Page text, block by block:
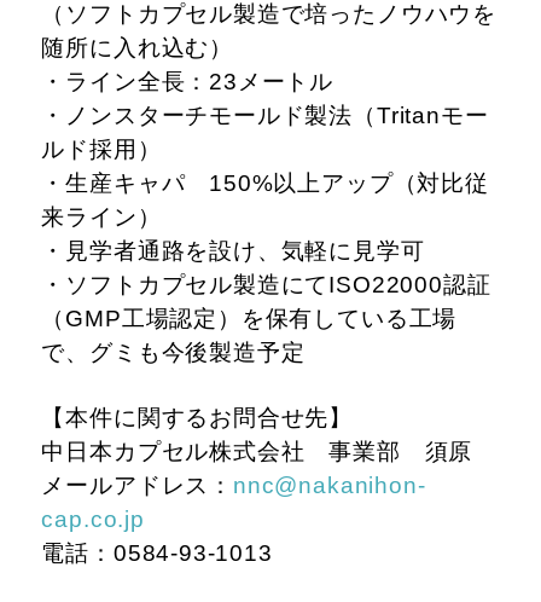
（ソフトカプセル製造で培ったノウハウを
随所に入れ込む）
・ライン全長：23メートル
・ノンスターチモールド製法（Tritanモー
ルド採用）
・生産キャパ 150%以上アップ（対比従
来ライン）
・見学者通路を設け、気軽に見学可
・ソフトカプセル製造にてISO22000認証
（GMP工場認定）を保有している工場
で、グミも今後製造予定
【本件に関するお問合せ先】
中日本カプセル株式会社 事業部 須原
メールアドレス： nnc@nakanihon-
cap.co.jp
電話：0584-93-1013